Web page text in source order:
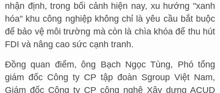
nhận định, trong bối cảnh hiện nay, xu hướng "xanh
hóa" khu công nghiệp không chỉ là yêu cầu bắt buộc
để bảo vệ môi trường mà còn là chìa khóa để thu hút
FDI và nâng cao sức cạnh tranh.
Đồng quan điểm, ông Bạch Ngọc Tùng, Phó tổng
giám đốc Công ty CP tập đoàn Sgroup Việt Nam,
Giám đốc Công ty CP công nghệ Xây dựng ACUD